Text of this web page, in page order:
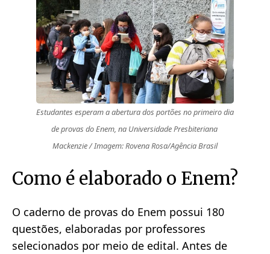
Estudantes esperam a abertura dos portões no primeiro dia
de provas do Enem, na Universidade Presbiteriana
Mackenzie / Imagem: Rovena Rosa/Agência Brasil
Como é elaborado o Enem?
O caderno de provas do Enem possui 180
questões, elaboradas por professores
selecionados por meio de edital. Antes de